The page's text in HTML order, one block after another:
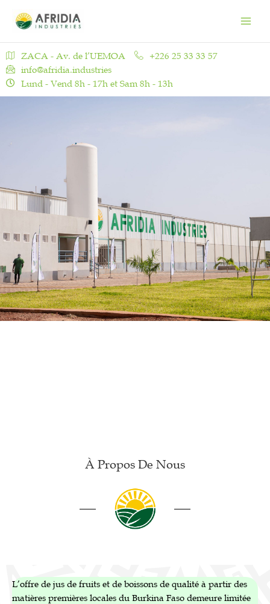
ZACA - Av. de l’UEMOA
+226 25 33 33 57
info@afridia.industries
Lund - Vend 8h - 17h et Sam 8h - 13h
À Propos De Nous
L’offre de jus de fruits et de boissons de qualité à partir des
matières premières locales du Burkina Faso demeure limitée